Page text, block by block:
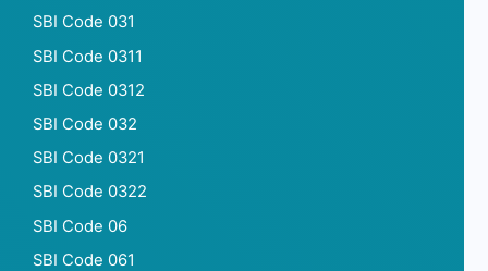
SBI Code 031
SBI Code 0311
SBI Code 0312
SBI Code 032
SBI Code 0321
SBI Code 0322
SBI Code 06
SBI Code 061